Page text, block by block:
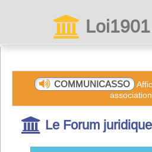
Loi1901
Connexion
Abonnez-vous à LettrAsso
Menu général
COMMUNICASSO
Le Forum juridique